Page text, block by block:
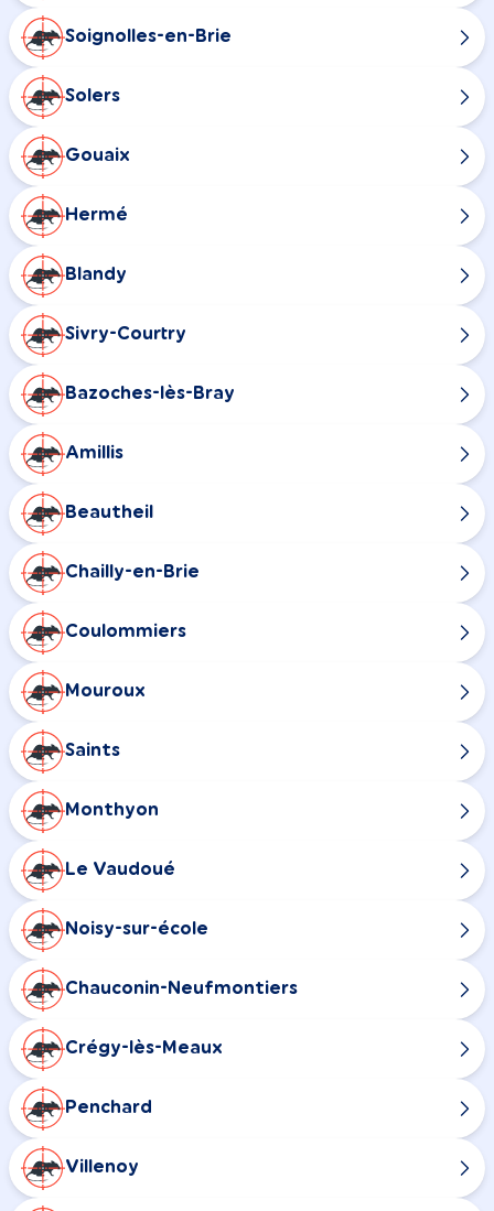
Soignolles-en-Brie
Solers
Gouaix
Hermé
Blandy
Sivry-Courtry
Bazoches-lès-Bray
Amillis
Beautheil
Chailly-en-Brie
Coulommiers
Mouroux
Saints
Monthyon
Le Vaudoué
Noisy-sur-école
Chauconin-Neufmontiers
Crégy-lès-Meaux
Penchard
Villenoy